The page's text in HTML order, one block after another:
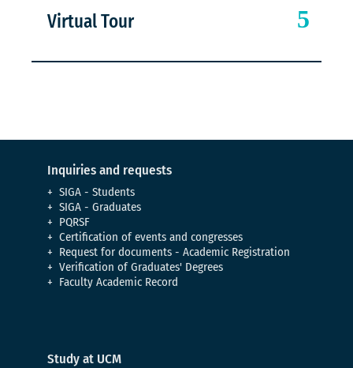
Virtual Tour
Inquiries and requests
SIGA - Students
SIGA - Graduates
PQRSF
Certification of events and congresses
Request for documents - Academic Registration
Verification of Graduates' Degrees
Faculty Academic Record
Study at UCM